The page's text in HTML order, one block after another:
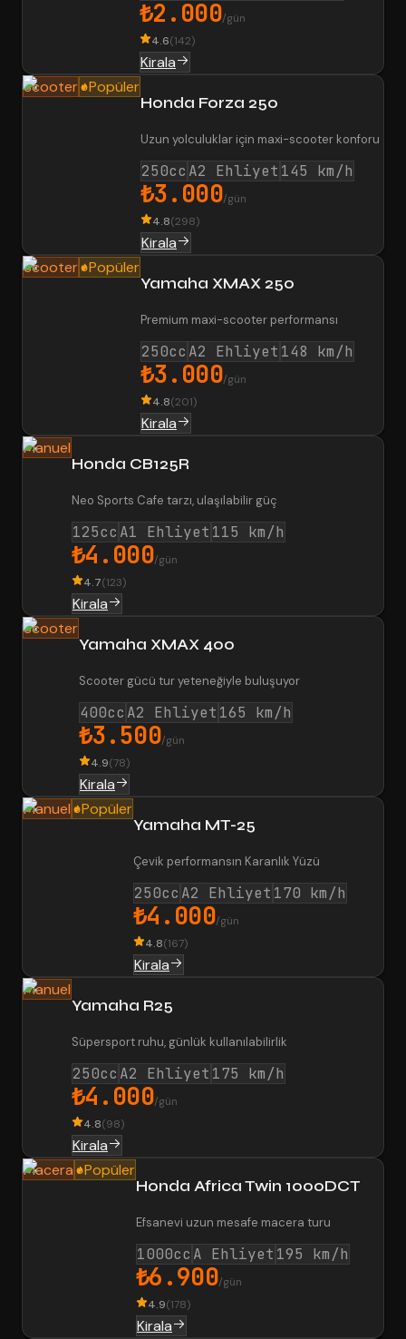
₺2.000/gün
4.6(142)
Kirala
Scooter Popüler
Honda Forza 250
Uzun yolculuklar için maxi-scooter konforu
250cc A2 Ehliyet 145 km/h
₺3.000/gün
4.8(298)
Kirala
Scooter Popüler
Yamaha XMAX 250
Premium maxi-scooter performansı
250cc A2 Ehliyet 148 km/h
₺3.000/gün
4.8(201)
Kirala
Manuel
Honda CB125R
Neo Sports Cafe tarzı, ulaşılabilir güç
125cc A1 Ehliyet 115 km/h
₺4.000/gün
4.7(123)
Kirala
Scooter
Yamaha XMAX 400
Scooter gücü tur yeteneğiyle buluşuyor
400cc A2 Ehliyet 165 km/h
₺3.500/gün
4.9(78)
Kirala
Manuel
Popüler
Yamaha MT-25
Çevik performansın Karanlık Yüzü
250cc A2 Ehliyet 170 km/h
₺4.000/gün
4.8(167)
Kirala
Manuel
Yamaha R25
Süpersport ruhu, günlük kullanılabilirlik
250cc A2 Ehliyet 175 km/h
₺4.000/gün
4.8(98)
Kirala
Macera
Popüler
Honda Africa Twin 1000DCT
Efsanevi uzun mesafe macera turu
1000cc A Ehliyet 195 km/h
₺6.900/gün
4.9(178)
Kirala